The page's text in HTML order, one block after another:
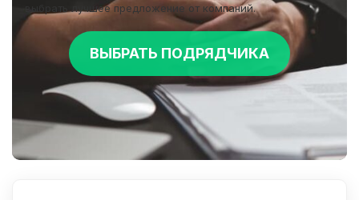
выбрать лучшее предложение от компаний.
ВЫБРАТЬ ПОДРЯДЧИКА